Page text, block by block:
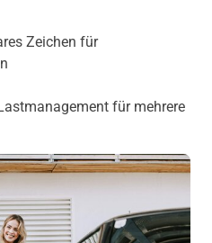
Zeichen für
für mehrere